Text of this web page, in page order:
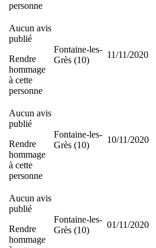
personne
Aucun avis
publié
Rendre
hommage
à cette
personne
Fontaine-les-
Grès (10)
11/11/2020
Aucun avis
publié
Rendre
hommage
à cette
personne
Fontaine-les-
Grès (10)
10/11/2020
Aucun avis
publié
Rendre
hommage
Fontaine-les-
Grès (10)
01/11/2020